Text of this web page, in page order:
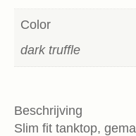
Color
dark truffle
Beschrijving
Slim fit tanktop,